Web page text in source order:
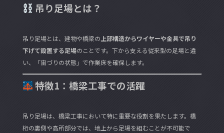
吊り足場とは？
吊り足場とは、建物や橋梁の 上部構造からワイヤーや金具で吊り
下げて設置する足場のことです。下から支える従来型の足場と違
い、「宙づりの状態」で作業床を確保します。
特徴1：橋梁工事での活躍
吊り足場は、橋梁工事において特に重要な役割を果たします。橋
桁の裏側や高所部分では、地上から足場を組むことが不可能で